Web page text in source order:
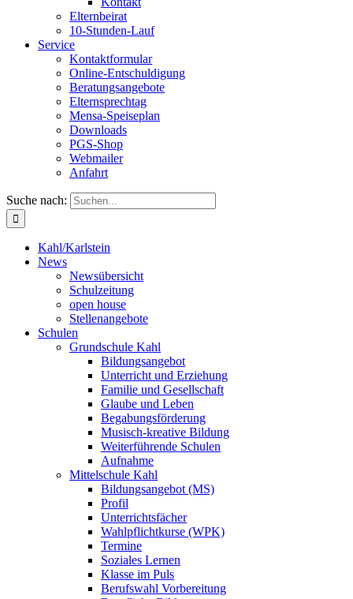
Elternbeirat
10-Stunden-Lauf
Service
Kontaktformular
Online-Entschuldigung
Beratungsangebote
Elternsprechtag
Mensa-Speiseplan
Downloads
PGS-Shop
Webmailer
Anfahrt
Suche nach:
Kahl/Karlstein
News
Newsübersicht
Schulzeitung
open house
Stellenangebote
Schulen
Grundschule Kahl
Bildungsangebot
Unterricht und Erziehung
Familie und Gesellschaft
Glaube und Leben
Begabungsförderung
Musisch-kreative Bildung
Weiterführende Schulen
Aufnahme
Mittelschule Kahl
Bildungsangebot (MS)
Profil
Unterrichtsfächer
Wahlpflichtkurse (WPK)
Termine
Soziales Lernen
Klasse im Puls
Berufswahl Vorbereitung